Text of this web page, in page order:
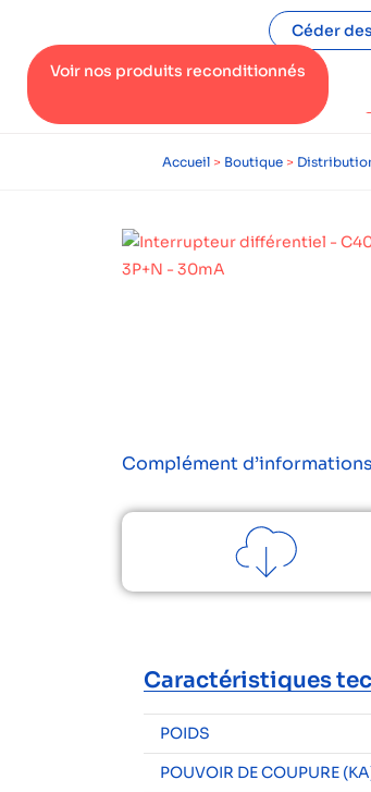
Céder
Voir nos produits reconditionnés
Accueil > Boutique >
Complément
Caractéristiques
POIDS
POUVOIR DE COUPURE